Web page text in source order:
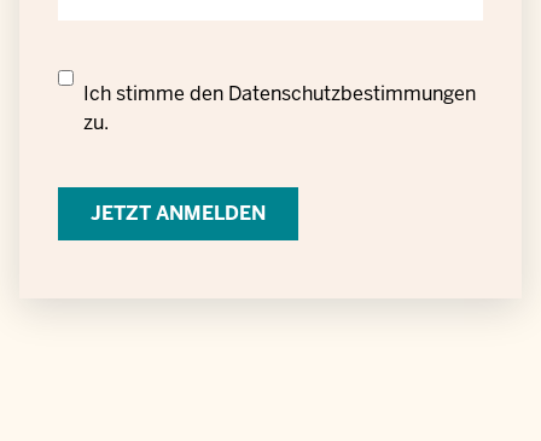
Datenschutzrechtliche
Einwilligung
personenbezogener
Ich stimme den Datenschutzbestimmungen
zu.